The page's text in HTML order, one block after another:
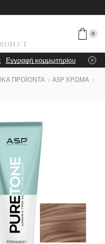
0
Εγγραφή κομμωτηρίου
ΠΡΟΪΟΝΤΑ
ASP ΧΡΩΜΑ